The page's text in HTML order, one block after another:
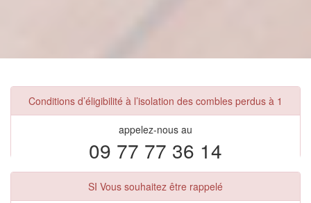
Conditions d’éligibilité à l’isolation des combles perdus à 1
appelez-nous au
09 77 77 36 14
SI Vous souhaitez être rappelé